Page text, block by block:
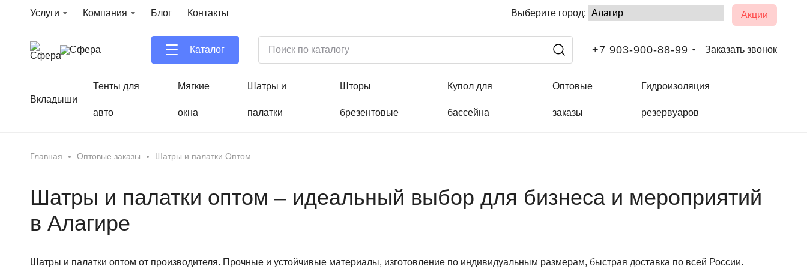
Услуги Компания Блог Контакты Выберите город: Акции
Каталог +7 903-900-88-99 Заказать звонок
Вкладыши
Тенты для
авто
Мягкие
окна
Шатры и
палатки
Шторы
брезентовые
Купол для
бассейна
Оптовые
заказы
Гидроизоляция
резервуаров
Главная Оптовые заказы Шатры и палатки Оптом
Шатры и палатки оптом – идеальный выбор для бизнеса и мероприятий
в Алагире
Шатры и палатки оптом от производителя. Прочные и устойчивые материалы, изготовление по индивидуальным размерам, быстрая доставка по всей России.